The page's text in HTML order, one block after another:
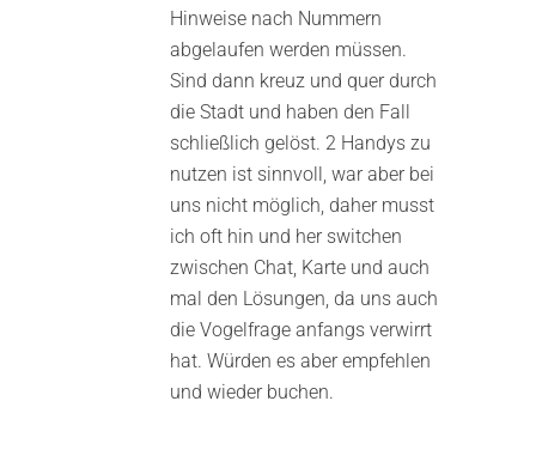
Hinweise nach Nummern
abgelaufen werden müssen.
Sind dann kreuz und quer durch
die Stadt und haben den Fall
schließlich gelöst. 2 Handys zu
nutzen ist sinnvoll, war aber bei
uns nicht möglich, daher musst
ich oft hin und her switchen
zwischen Chat, Karte und auch
mal den Lösungen, da uns auch
die Vogelfrage anfangs verwirrt
hat. Würden es aber empfehlen
und wieder buchen.